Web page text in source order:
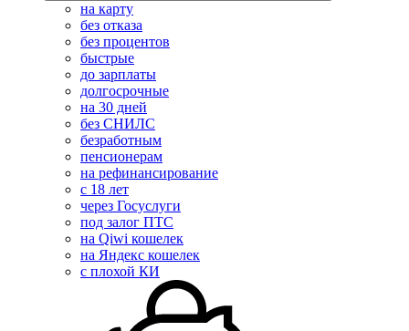
на карту
без отказа
без процентов
быстрые
до зарплаты
долгосрочные
на 30 дней
без СНИЛС
безработным
пенсионерам
на рефинансирование
с 18 лет
через Госуслуги
под залог ПТС
на Qiwi кошелек
на Яндекс кошелек
с плохой КИ